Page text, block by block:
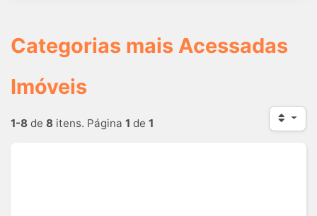
Categorias mais Acessadas
Imóveis
1-8 de 8 itens. Página 1 de 1